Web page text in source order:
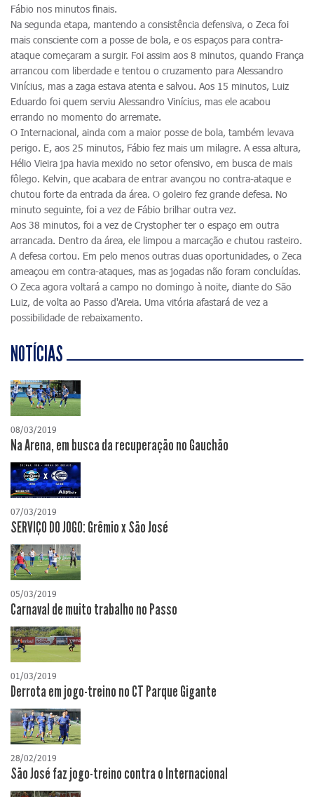
Fábio nos minutos finais.
Na segunda etapa, mantendo a consistência defensiva, o Zeca foi
mais consciente com a posse de bola, e os espaços para contra-
ataque começaram a surgir. Foi assim aos 8 minutos, quando França
arrancou com liberdade e tentou o cruzamento para Alessandro
Vinícius, mas a zaga estava atenta e salvou. Aos 15 minutos, Luiz
Eduardo foi quem serviu Alessandro Vinícius, mas ele acabou
errando no momento do arremate.
O Internacional, ainda com a maior posse de bola, também levava
perigo. E, aos 25 minutos, Fábio fez mais um milagre. A essa altura,
Hélio Vieira jpa havia mexido no setor ofensivo, em busca de mais
fôlego. Kelvin, que acabara de entrar avançou no contra-ataque e
chutou forte da entrada da área. O goleiro fez grande defesa. No
minuto seguinte, foi a vez de Fábio brilhar outra vez.
Aos 38 minutos, foi a vez de Crystopher ter o espaço em outra
arrancada. Dentro da área, ele limpou a marcação e chutou rasteiro.
A defesa cortou. Em pelo menos outras duas oportunidades, o Zeca
ameaçou em contra-ataques, mas as jogadas não foram concluídas.
O Zeca agora voltará a campo no domingo à noite, diante do São
Luiz, de volta ao Passo d'Areia. Uma vitória afastará de vez a
possibilidade de rebaixamento.
NOTÍCIAS
08/03/2019
Na Arena, em busca da recuperação no Gauchão
07/03/2019
SERVIÇO DO JOGO: Grêmio x São José
05/03/2019
Carnaval de muito trabalho no Passo
01/03/2019
Derrota em jogo-treino no CT Parque Gigante
28/02/2019
São José faz jogo-treino contra o Internacional